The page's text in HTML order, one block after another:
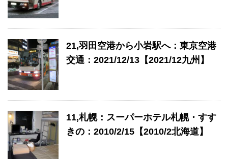
21,羽田空港から小岩駅へ：東京空港
交通：2021/12/13【2021/12九州】
11,札幌：スーパーホテル札幌・すす
きの：2010/2/15【2010/2北海道】